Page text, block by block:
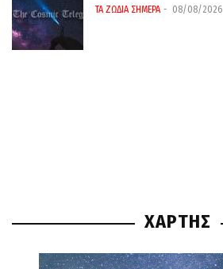
ΤΑ ΖΩΔΙΑ ΣΗΜΕΡΑ 08/08/2026
ΧΑΡΤΗΣ